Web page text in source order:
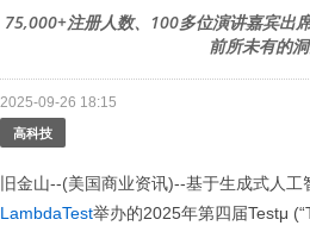
75,000+注册人数、100多位演讲嘉宾出
前所未有的
2025-09-26 18:15
高科技
旧金山--(美国商业资讯)--基于生成式人工
LambdaTest举办的2025年第四届Testμ